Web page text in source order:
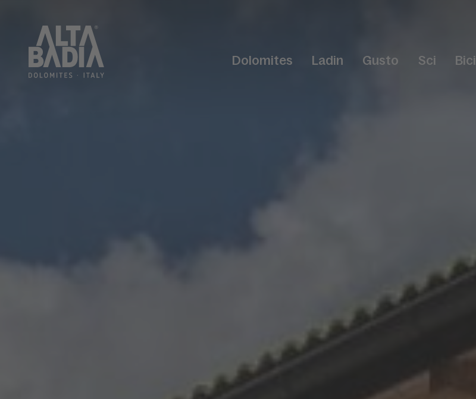
Dolomites Ladin Gusto Sci Bici